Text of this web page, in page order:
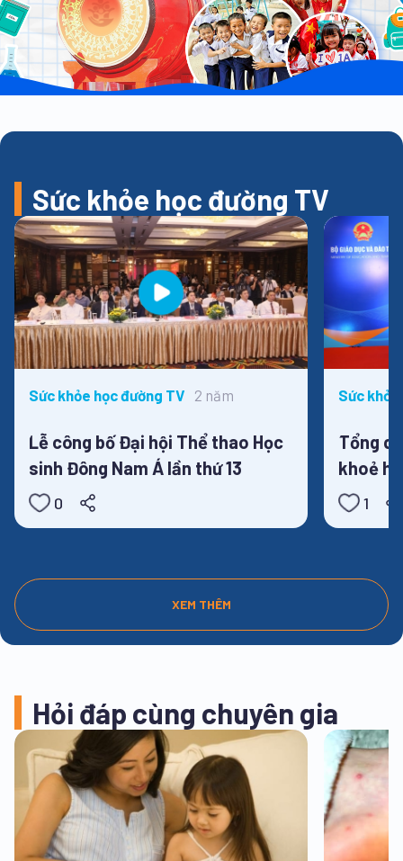
Sức khỏe học đường TV
Sức khỏe học đường TV 2 năm
Lễ công bố Đại hội Thể thao Học
sinh Đông Nam Á lần thứ 13
0
Sức
Tổng
khoẻ
2025
1
XEM THÊM
Hỏi đáp cùng chuyên gia